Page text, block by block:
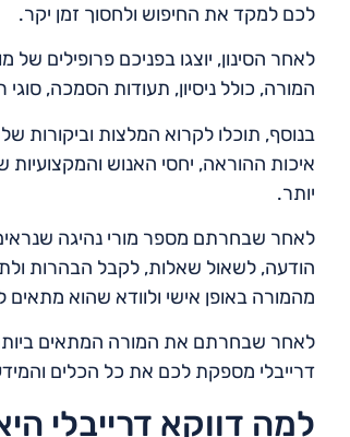
לכם למקד את החיפוש ולחסוך זמן יקר.
לאחר הסינון, יוצגו בפניכם פרופילים
המורה, כולל ניסיון, תעודות הסמכה, סוגי
בנוסף, תוכלו לקרוא המלצות וביקורות
איכות ההוראה, יחסי האנוש
יותר.
לאחר שבחרתם מספר מורי נהיגה
הודעה, לשאול שאלות, לקבל הבהרות
מהמורה באופן אישי ולוודא שהוא מתאים
לאחר שבחרתם את המורה המתאים
דרייבלי מספקת לכם את כל הכלים
למה דווקא דרייבלי